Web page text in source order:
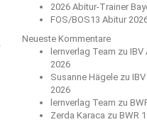
2026 Abitur-Trainer
FOS/BOS13 Abitur
Neueste Kommentare
lernverlag Team zu IBV
2026
Susanne Hägele zu
2026
lernverlag Team zu
Zerda Karaca zu BWR